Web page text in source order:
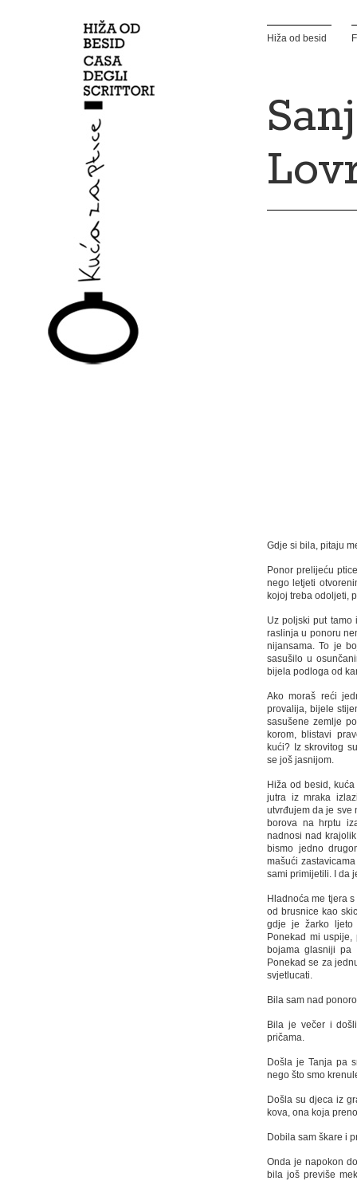
Hiža od besid
Gdje si bila, pitaju
Ponor prelijeću
nego letjeti
kojoj treba odoljeti,
Uz poljski put tamo
raslinja u ponoru
nijansama. To je
sasušilo u
bijela podloga od
Ako moraš reći
provalija, bijele
sasušene zemlje
korom, blistavi
kući? Iz skrovitog
se još jasnijom.
Hiža od besid,
jutra iz mraka
utvrđujem da je sve
borova na hrptu
nadnosi nad
bismo jedno
mašući
sami primijetili. I da
Hladnoća me tjera
od brusnice kao
gdje je žarko ljeto
Ponekad mi
bojama glasniji pa
Ponekad se za
svjetlucati.
Bila sam nad
Bila je večer i
pričama.
Došla je Tanja pa
nego što smo
Došla su djeca iz
kova, ona koja
Dobila sam škare i
Onda je napokon
bila još previše